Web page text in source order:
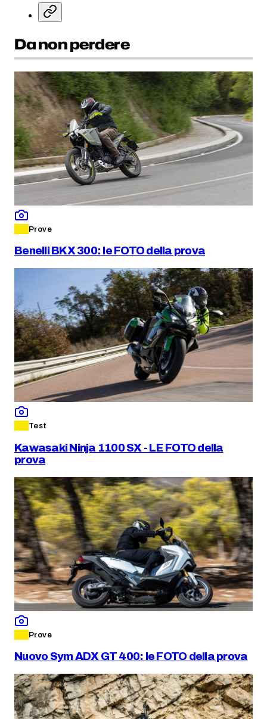
Da non perdere
Prove
Benelli BKX 300: le FOTO della prova
Test
Kawasaki Ninja 1100 SX - LE FOTO della
prova
Prove
Nuovo Sym ADX GT 400: le FOTO della prova